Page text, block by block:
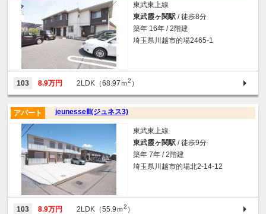
東武東上線
東武霞ヶ関駅 / 徒歩8分
築年 16年 / 2階建
埼玉県川越市的場2465-1
103 8.9万円 2LDK（68.97ｍ2 ）
jeunesseⅢ(ジュネス3)
アパート
東武東上線
東武霞ヶ関駅 / 徒歩9分
築年 7年 / 2階建
埼玉県川越市的場北2-14-12
103 8.9万円 2LDK（55.9ｍ2 ）